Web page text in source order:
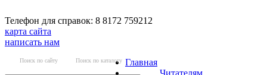
Телефон для справок: 8 8172 759212
карта сайта
написать нам
Поиск по сайту Поиск по каталогу Главная
Читателям